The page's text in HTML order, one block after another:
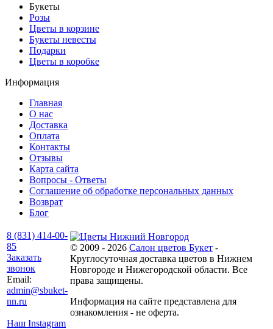
Букеты
Розы
Цветы в корзине
Букеты невесты
Подарки
Цветы в коробке
Информация
Главная
О нас
Доставка
Оплата
Контакты
Отзывы
Карта сайта
Вопросы - Ответы
Соглашение об обработке персональных данных
Возврат
Блог
8 (831) 414-00-
85
Заказать
звонок
Email:
admin@sbuket-
nn.ru
Наш Instagram
© 2009 - 2026 Салон цветов Букет -
Круглосуточная доставка цветов в Нижнем
Новгороде и Нижегородской области. Все
права защищены.
Информация на сайте представлена для
ознакомления - не оферта.